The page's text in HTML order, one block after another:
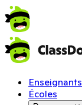
Enseignants
Écoles